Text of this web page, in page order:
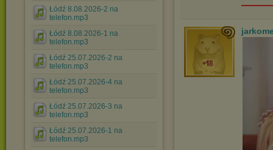
Łódź 8.08.2026-2 na
telefon.mp3
Łódź 8.08.2026-1 na
telefon.mp3
Łódź 25.07.2026-2 na
telefon.mp3
Łódź 25.07.2026-4 na
telefon.mp3
Łódź 25.07.2026-3 na
telefon.mp3
Łódź 25.07.2026-1 na
telefon.mp3